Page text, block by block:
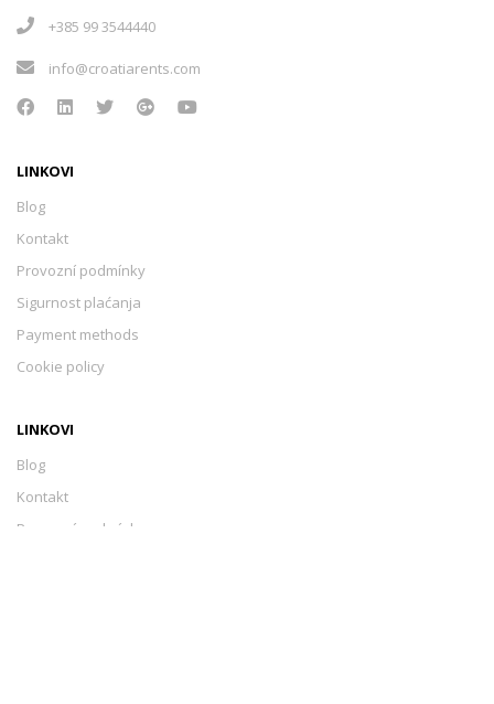
+385 99 3544440
info@croatiarents.com
LINKOVI
Blog
Kontakt
Provozní podmínky
Sigurnost plaćanja
Payment methods
Cookie policy
LINKOVI
Blog
Kontakt
Provozní podmínky